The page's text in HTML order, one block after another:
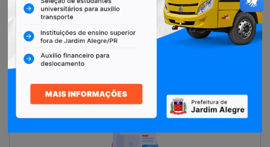
Restituição de Contribuintes